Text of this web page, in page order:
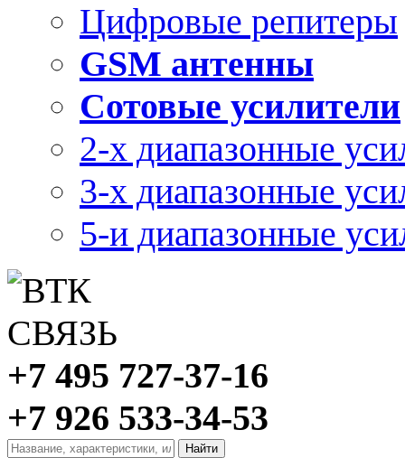
Цифровые репитеры
GSM антенны
Сотовые усилители
2-х диапазонные
3-х диапазонные
5-и диапазонные
+7 495 727-37-16
+7 926 533-34-53